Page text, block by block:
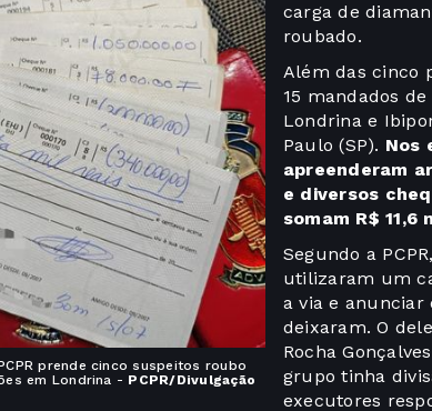
prende cinco suspeitos roubo
em Londrina - PCPR/Divulgação
carga de
roubado.
Além das cinco
15 mandados
Londrina e
Paulo (SP). Nos
apreenderam
e diversos
somam R$ 11,6
Segundo a
utilizaram um
a via e anunciar
deixaram. O
Rocha
grupo tinha
executores